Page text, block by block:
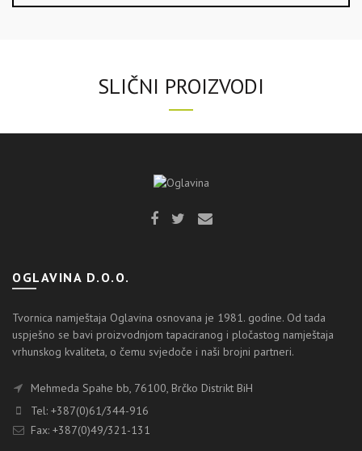
SLIČNI PROIZVODI
OGLAVINA D.O.O.
Tvornica namještaja Oglavina osnovana je 1981. godine. Od tada
uspješno se bavi proizvodnjom tapaciranog i pločastog namještaja
vrhunskog kvaliteta, o čemu svjedoče i naši brojni partneri.
Mehmeda Spahe bb, 76100, Brčko Distrikt BiH
Tel: +387(0)61/344-916
Fax: +387(0)49/321-131